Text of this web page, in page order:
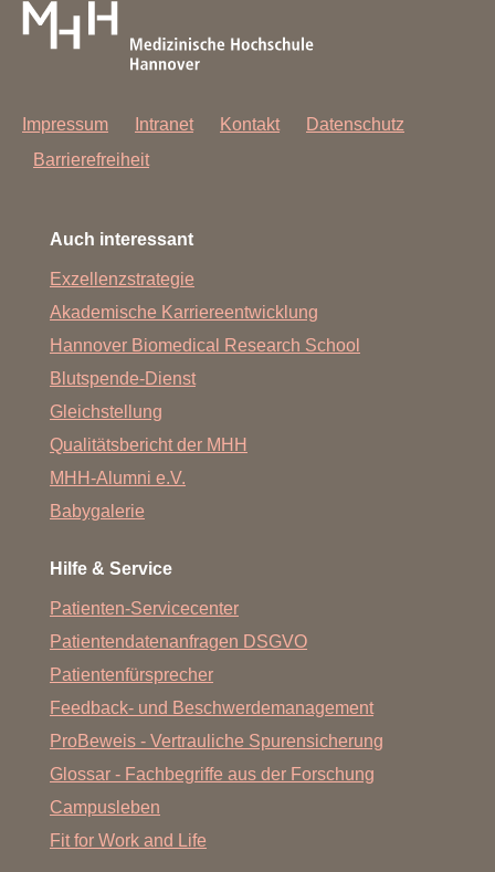
Impressum Intranet Kontakt
Datenschutz
Barrierefreiheit
Auch interessant
Exzellenzstrategie
Akademische Karriereentwicklung
Hannover Biomedical Research School
Blutspende-Dienst
Gleichstellung
Qualitätsbericht der MHH
MHH-Alumni e.V.
Babygalerie
Hilfe & Service
Patienten-Servicecenter
Patientendatenanfragen DSGVO
Patientenfürsprecher
Feedback- und Beschwerdemanagement
ProBeweis - Vertrauliche Spurensicherung
Glossar - Fachbegriffe aus der Forschung
Campusleben
Fit for Work and Life